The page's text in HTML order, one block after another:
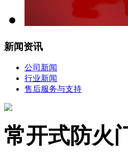
新闻资讯
公司新闻
行业新闻
售后服务与支持
常开式防火